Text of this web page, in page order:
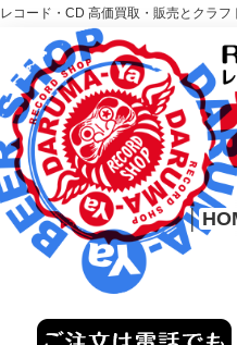
レコード・CD 高価買取・販売とクラ
レコード高価買取はこちら
HOME
│